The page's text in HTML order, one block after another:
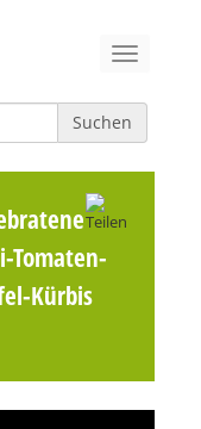
Suchen
Tomaten-
Kürbis